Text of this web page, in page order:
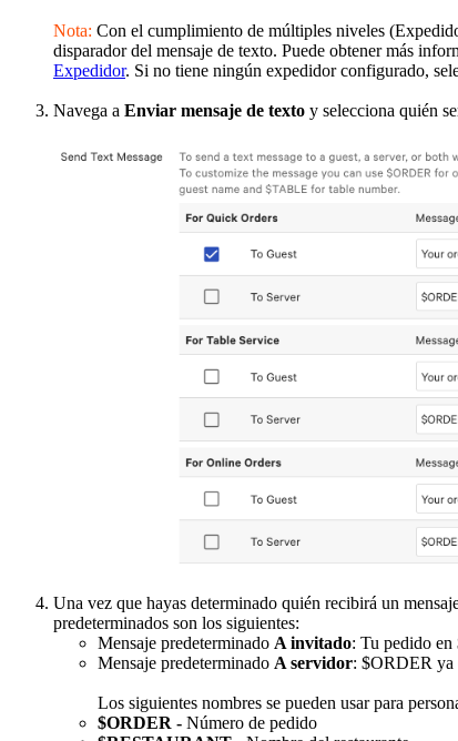
Nota: Con el cumplimiento de múltiples niveles
disparador del mensaje de texto. Puede obtener más
Expedidor. Si no tiene ningún expedidor configurado,
Navega a Enviar mensaje de texto y selecciona quién
Una vez que hayas determinado quién recibirá un
predeterminados son los siguientes:
Mensaje predeterminado A invitado: Tu pedido
Mensaje predeterminado A servidor: $ORDER ya
Los siguientes nombres se pueden usar para
$ORDER - Número de pedido